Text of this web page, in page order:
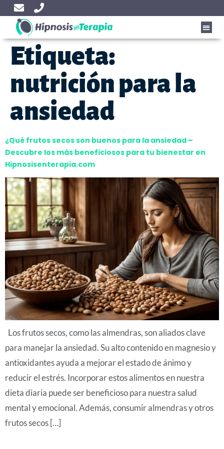
Etiqueta:
nutrición para la
ansiedad
¿Qué frutos secos son buenos para la ansiedad –
Descubre los más beneficiosos para tu bienestar en
Hipnosisenterapia.com
Los frutos secos, como las almendras, son aliados clave
para manejar la ansiedad. Su alto contenido en magnesio y
antioxidantes ayuda a mejorar el estado de ánimo y
reducir el estrés. Incorporar estos alimentos en nuestra
dieta diaria puede ser beneficioso para nuestra salud
mental y emocional. Además, consumir almendras y otros
frutos secos […]